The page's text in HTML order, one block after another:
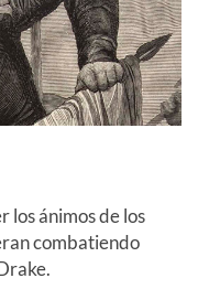
los ánimos de los
combatiendo